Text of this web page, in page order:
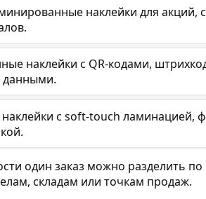
наклейки для акций,
наклейки с QR-кодами,
с soft-touch ламинацией,
один заказ можно разделить
складам или точкам продаж.